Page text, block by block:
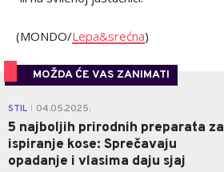
(MONDO/Lepa&srećna)
MOŽDA ĆE VAS ZANIMATI
STIL 04.05.2025.
5 najboljih prirodnih preparata za
ispiranje kose: Sprečavaju
opadanje i vlasima daju sjaj